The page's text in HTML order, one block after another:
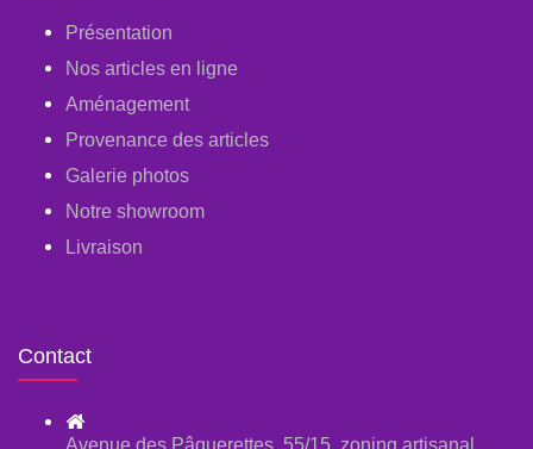
Présentation
Nos articles en ligne
Aménagement
Provenance des articles
Galerie photos
Notre showroom
Livraison
Contact